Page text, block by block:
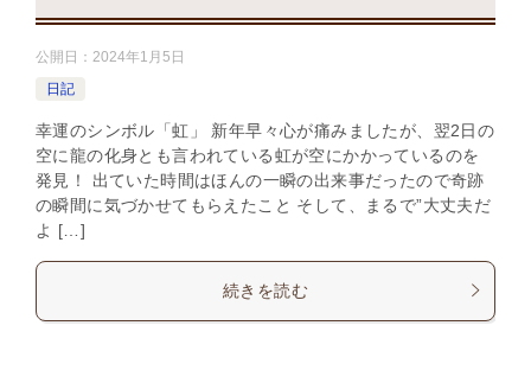
公開日： 2024年1月5日
日記
幸運のシンボル「虹」 新年早々心が痛みましたが、翌2日の
空に龍の化身とも言われている虹が空にかかっているのを
発見！ 出ていた時間はほんの一瞬の出来事だったので奇跡
の瞬間に気づかせてもらえたこと そして、まるで”大丈夫だ
よ […]
続きを読む